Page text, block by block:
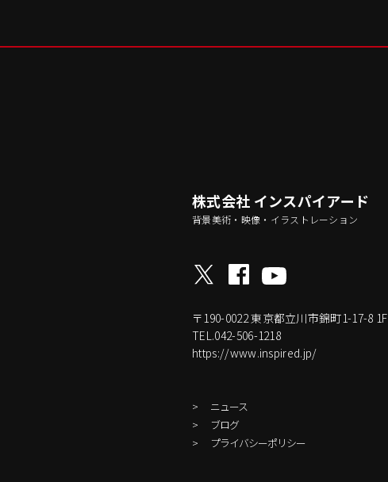
株式会社 インスパイアード
背景美術・映像・イラストレーション
〒190-0022東京都立川市錦町1-17-8 1F
TEL.042-506-1218
https://www.inspired.jp/
ニュース
ブログ
プライバシーポリシー